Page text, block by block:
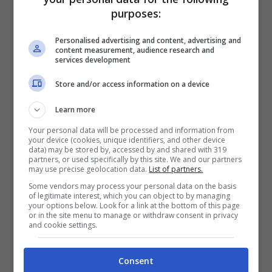
Marianna Vertola, si o no?:
i fan non hanno dubbi
Post Instagram (Screenshot)
purposes:
Personalised advertising and content, advertising and
content measurement, audience research and
services development
Store and/or access information on a device
Learn more
Your personal data will be processed and information from
your device (cookies, unique identifiers, and other device
data) may be stored by, accessed by and shared with 319
partners, or used specifically by this site. We and our partners
may use precise geolocation data. List of partners.
Some vendors may process your personal data on the basis
of legitimate interest, which you can object to by managing
your options below. Look for a link at the bottom of this page
or in the site menu to manage or withdraw consent in privacy
and cookie settings.
Consent